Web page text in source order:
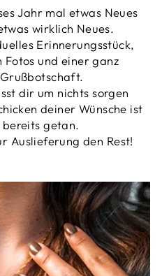
Jahr mal etwas Neues
wirklich Neues.
Erinnerungsstück,
und einer ganz
dir um nichts sorgen
deiner Wünsche ist
getan.
Auslieferung den Rest!